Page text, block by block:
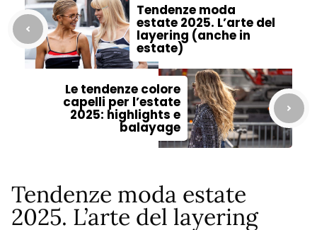
Tendenze moda
estate 2025. L’arte del
layering (anche in
estate)
Le tendenze colore
capelli per l’estate
2025: highlights e
balayage
Tendenze moda estate
2025. L’arte del layering